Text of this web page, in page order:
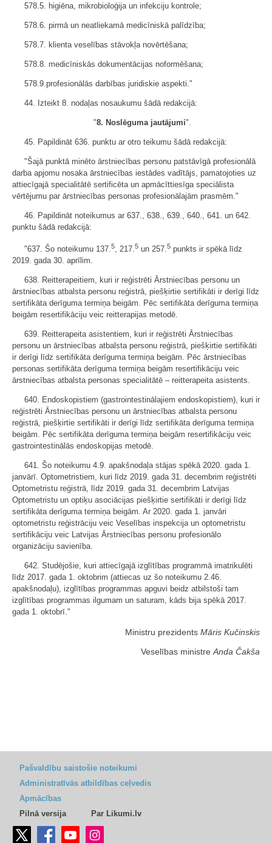
578.5. higiēna, mikrobioloģija un infekciju kontrole;
578.6. pirmā un neatliekamā medicīniskā palīdzība;
578.7. klienta veselības stāvokļa novērtēšana;
578.8. medicīniskās dokumentācijas noformēšana;
578.9.profesionālās darbības juridiskie aspekti."
44. Izteikt 8. nodaļas nosaukumu šādā redakcijā:
"8. Noslēguma jautājumi".
45. Papildināt 636. punktu ar otro teikumu šādā redakcijā:
"Šajā punktā minēto ārstniecības personu patstāvīgā profesionālā
darba apjomu nosaka ārstniecības iestādes vadītājs, pamatojoties uz
attiecīgajā specialitātē sertificēta un apmācīttiesīga speciālista
vērtējumu par ārstniecības personas profesionālajām prasmēm."
46. Papildināt noteikumus ar 637., 638., 639., 640., 641. un 642.
punktu šādā redakcijā:
"637. Šo noteikumu 137.5, 217.5 un 257.5 punkts ir spēkā līdz
2019. gada 30. aprīlim.
638. Reitterapeitiem, kuri ir reģistrēti Ārstniecības personu un
ārstniecības atbalsta personu reģistrā, piešķirtie sertifikāti ir derīgi līdz
sertifikāta derīguma termiņa beigām. Pēc sertifikāta derīguma termiņa
beigām resertifikāciju veic reitterapijas metodē.
639. Reitterapeita asistentiem, kuri ir reģistrēti Ārstniecības
personu un ārstniecības atbalsta personu reģistrā, piešķirtie sertifikāti
ir derīgi līdz sertifikāta derīguma termiņa beigām. Pēc ārstniecības
personas sertifikāta derīguma termiņa beigām resertifikāciju veic
ārstniecības atbalsta personas specialitātē – reitterapeita asistents.
640. Endoskopistiem (gastrointestinālajiem endoskopistiem), kuri ir
reģistrēti Ārstniecības personu un ārstniecības atbalsta personu
reģistrā, piešķirtie sertifikāti ir derīgi līdz sertifikāta derīguma termiņa
beigām. Pēc sertifikāta derīguma termiņa beigām resertifikāciju veic
gastrointestinālās endoskopijas metodē.
641. Šo noteikumu 4.9. apakšnodaļa stājas spēkā 2020. gada 1.
janvārī. Optometristiem, kuri līdz 2019. gada 31. decembrim reģistrēti
Optometristu reģistrā, līdz 2019. gada 31. decembrim Latvijas
Optometristu un optiķu asociācijas piešķirtie sertifikāti ir derīgi līdz
sertifikāta derīguma termiņa beigām. Ar 2020. gada 1. janvāri
optometristu reģistrāciju veic Veselības inspekcija un optometristu
sertifikāciju veic Latvijas Ārstniecības personu profesionālo
organizāciju savienība.
642. Studējošie, kuri attiecīgajā izglītības programmā imatrikulēti
līdz 2017. gada 1. oktobrim (attiecas uz šo noteikumu 2.46.
apakšnodaļu), izglītības programmas apguvi beidz atbilstoši tam
izglītības programmas ilgumam un saturam, kāds bija spēkā 2017.
gada 1. oktobrī."
Ministru prezidents Māris Kučinskis
Veselības ministre Anda Čakša
Pašvaldību saistošie noteikumi
Administratīvās atbildības ceļvedis
Apmācības
Pilnā versija
Par Likumi.lv